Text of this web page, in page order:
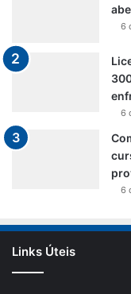
6
6
6
Links Úteis